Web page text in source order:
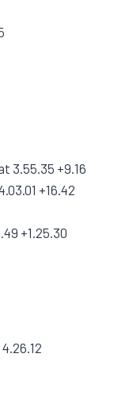
3.55.35 +9.16
+16.42
+1.25.30